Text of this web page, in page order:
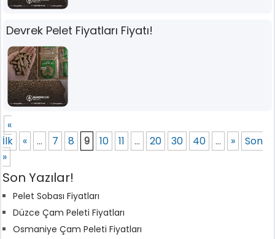
Devrek Pelet Fiyatları Fiyatı!
«
İlk
« ... 7 8 9 10 11 ... 20 30 40 ... »
Son
»
Son Yazılar!
Pelet Sobası Fiyatları
Düzce Çam Peleti Fiyatları
Osmaniye Çam Peleti Fiyatları